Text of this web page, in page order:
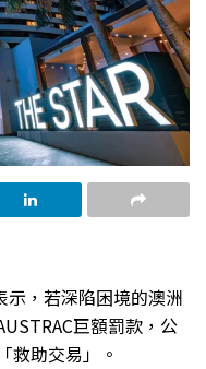
，若深陷困境的澳洲
巨額罰款，公
救助交易」。